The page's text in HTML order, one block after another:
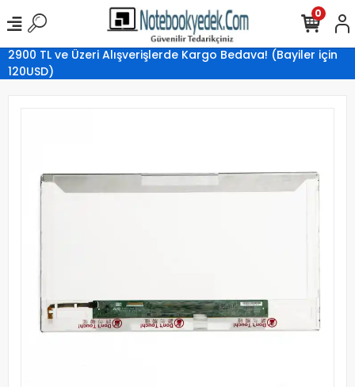
2900 TL ve Üzeri Alışverişlerde Kargo Bedava! (Bayiler için
120USD)
0